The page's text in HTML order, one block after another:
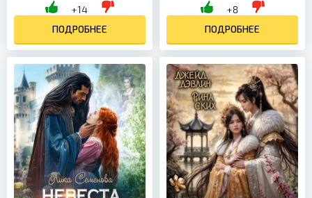
строгие правила приличия и
романы, где судьба решается
одним взглядом на...
+14
ПОДРОБНЕЕ
угораздило вляпаться в брак
с главой рода фениксов.
Пусть он силен,...
+8
ПОДРОБНЕЕ